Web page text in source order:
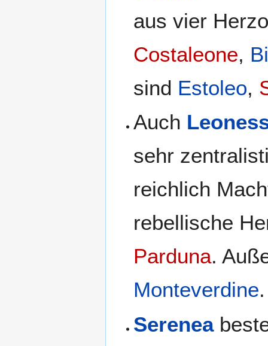
aus vier
Costaleone,
sind Estoleo,
Auch
sehr
reichlich
rebellische
Parduna.
Monteverdine.
Serenea